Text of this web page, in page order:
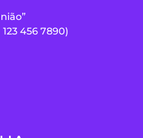
456 7890)